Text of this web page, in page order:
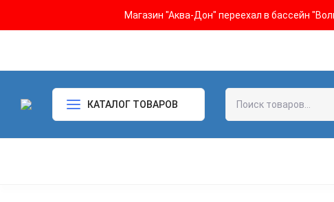
Магазин "Аква-Дон" переехал в бассейн
КАТАЛОГ ТОВАРОВ